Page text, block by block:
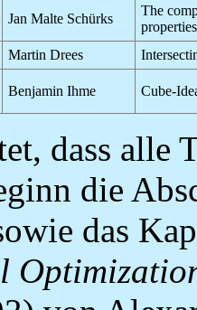
Jan Malte Schürks
The
properties
Martin Drees
Benjamin Ihme Cube-
dass alle
die
das